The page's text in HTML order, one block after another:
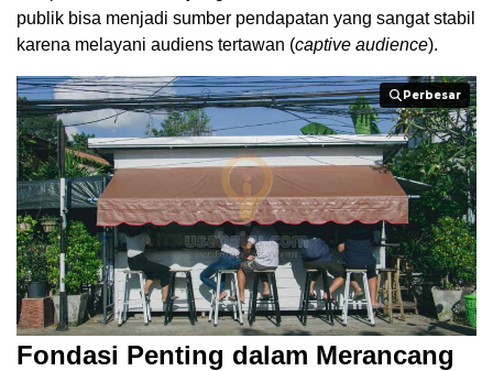
publik bisa menjadi sumber pendapatan yang sangat stabil
karena melayani audiens tertawan (captive audience).
Perbesar
Perbesar
Fondasi Penting dalam Merancang